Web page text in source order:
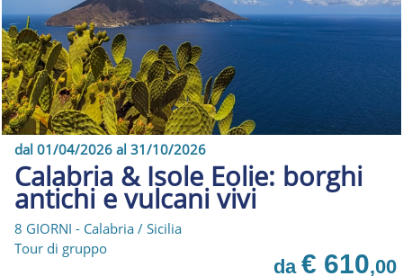
dal 01/04/2026 al 31/10/2026
Calabria & Isole Eolie: borghi
antichi e vulcani vivi
8 GIORNI - Calabria / Sicilia
Tour di gruppo
da € 610,00